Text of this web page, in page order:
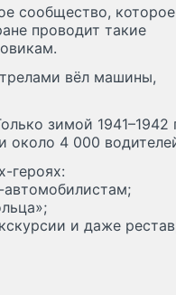
сообщество,
проводит такие
вёл машины,
зимой 1941–1942
около 4 000
героях:
и даже